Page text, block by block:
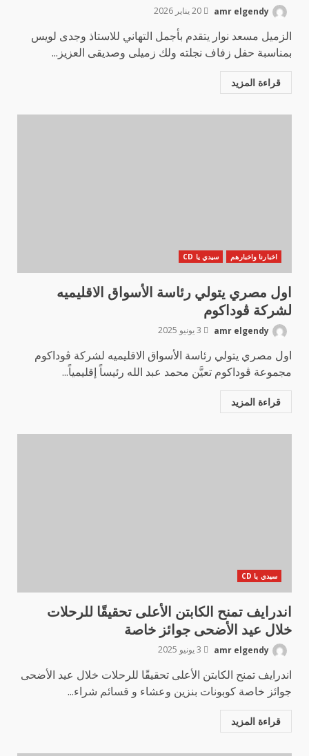
الزميل مسعد نوار يتقدم بأجمل التهاني للاستاذ وجدى لويس
بمناسبة حفل زفاف نجلته ولك زميلى وصديقى العزيز...
قراءة المزيد
اخبارنا واخبارهم سيدي يا CD
اول مصري يتولي رئاسة الأسواق الاقليميه
لشركة ڤوداكوم
اول مصري يتولي رئاسة الأسواق الاقليميه لشركة ڤوداكوم
مجموعة ڤوداكوم تعيَّن محمد عبد الله رئيساً إقليمياً...
قراءة المزيد
سيدي يا CD
اندرايف تمنح الكابتن الأعلى تحقيقًا للرحلات
خلال عيد الأضحى جوائز خاصة
اندرايف تمنح الكابتن الأعلى تحقيقًا للرحلات خلال عيد الأضحى
جوائز خاصة كوبونات بنزين وعشاء و قسائم شراء...
قراءة المزيد